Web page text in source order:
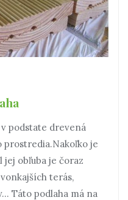
podstate drevená
prostredia.Nakoľko je
obľuba je čoraz
terás,
Táto podlaha má na